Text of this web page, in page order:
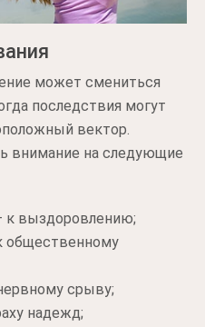
может смениться
последствия могут
вектор.
внимание на следующие
к выздоровлению;
общественному
срыву;
надежд;